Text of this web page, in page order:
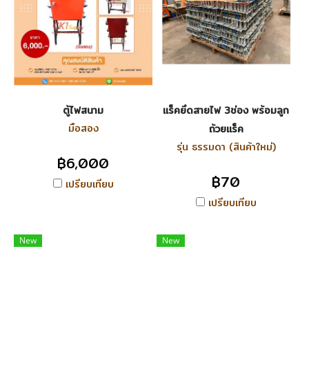
ตู้ไฟสนาม
มือสอง
฿6,000
เปรียบเทียบ
แร็คยึดสายไฟ 3ช่อง พร้อมลูก
ถ้วยแร็ค
รุ่น ธรรมดา (สินค้าใหม่)
฿70
เปรียบเทียบ
New New